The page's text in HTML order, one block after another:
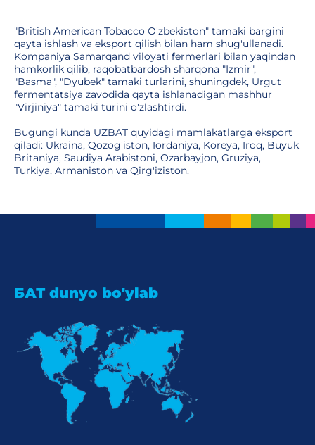
"British American Tobacco O'zbekiston" tamaki bargini
qayta ishlash va eksport qilish bilan ham shug'ullanadi.
Kompaniya Samarqand viloyati fermerlari bilan yaqindan
hamkorlik qilib, raqobatbardosh sharqona "Izmir",
"Basma", "Dyubek" tamaki turlarini, shuningdek, Urgut
fermentatsiya zavodida qayta ishlanadigan mashhur
"Virjiniya" tamaki turini o'zlashtirdi.
Bugungi kunda UZBAT quyidagi mamlakatlarga eksport
qiladi: Ukraina, Qozog'iston, Iordaniya, Koreya, Iroq, Buyuk
Britaniya, Saudiya Arabistoni, Ozarbayjon, Gruziya,
Turkiya, Armaniston va Qirg'iziston.
БАТ dunyo bo'ylab